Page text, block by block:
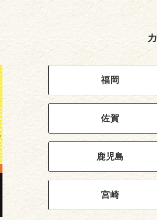
福岡
佐賀
鹿児島
宮崎